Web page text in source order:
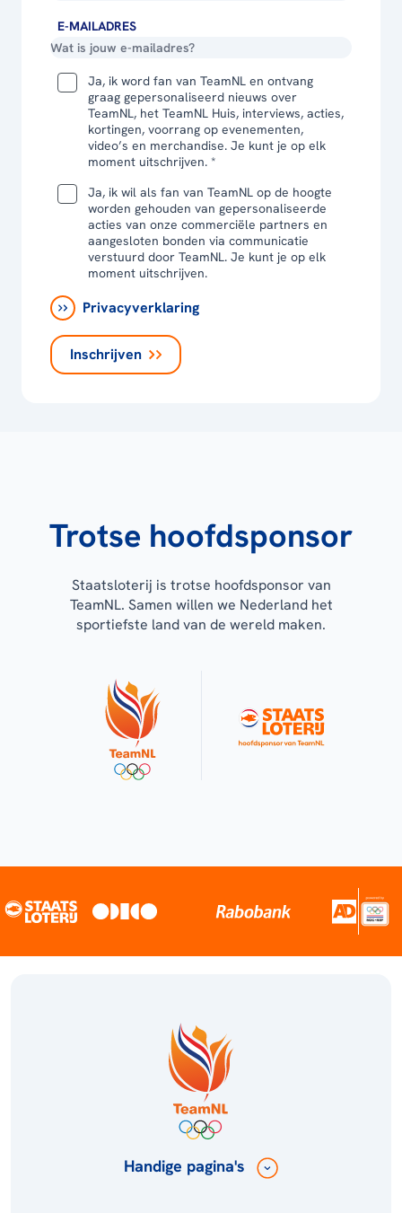
E-MAILADRES
Ja, ik word fan van TeamNL en ontvang
graag gepersonaliseerd nieuws over
TeamNL, het TeamNL Huis, interviews, acties,
kortingen, voorrang op evenementen,
video’s en merchandise. Je kunt je op elk
moment uitschrijven. *
Ja, ik wil als fan van TeamNL op de hoogte
worden gehouden van gepersonaliseerde
acties van onze commerciële partners en
aangesloten bonden via communicatie
verstuurd door TeamNL. Je kunt je op elk
moment uitschrijven.
Privacyverklaring
Inschrijven
Trotse hoofdsponsor
Staatsloterij is trotse hoofdsponsor van
TeamNL. Samen willen we Nederland het
sportiefste land van de wereld maken.
Handige pagina's